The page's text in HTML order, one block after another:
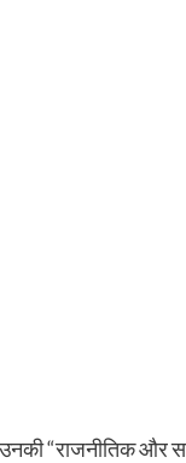
“राजनीतिक और